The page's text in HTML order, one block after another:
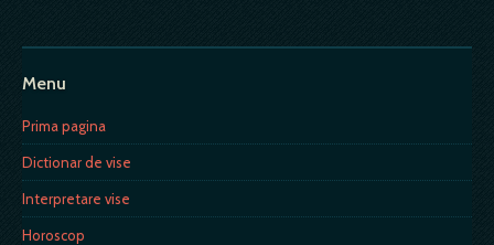
Menu
Prima pagina
Dictionar de vise
Interpretare vise
Horoscop